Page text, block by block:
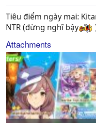
Tiêu điểm ngày mai:
NTR (đừng nghĩ bậy
Attachments